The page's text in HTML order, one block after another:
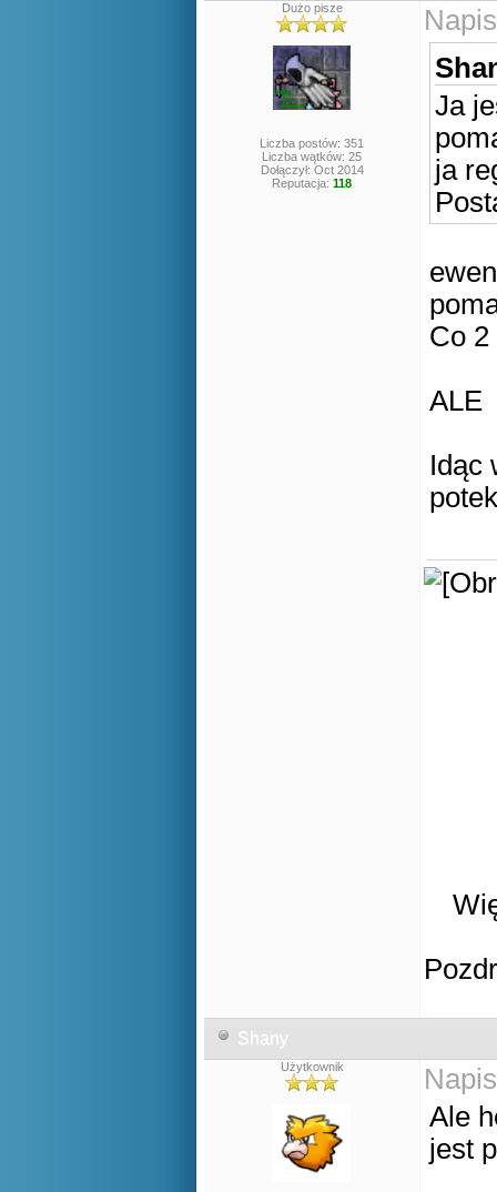
Dużo pisze
Liczba postów: 351
Liczba wątków: 25
Dołączył: Oct 2014
Reputacja: 118
Ja
ja
Co
ALE
Idąc
Shany
Użytkownik
Ale
jest